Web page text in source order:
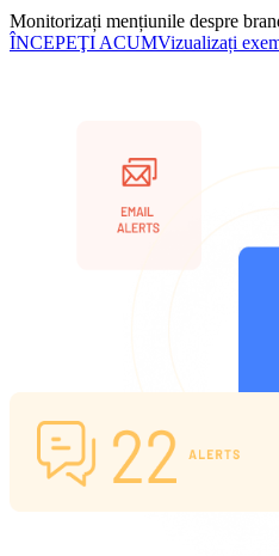
Monitorizați mențiunile despre
ÎNCEPEŢI ACUMVizualizați